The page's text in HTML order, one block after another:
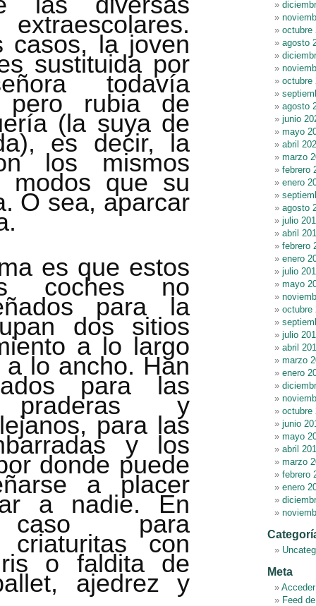
extraescolares.
casos, la joven
sustituida por
todavía
pero rubia de
(la suya de
es decir, la
los mismos
modos que su
O sea, aparcar
es que estos
coches no
para la
dos sitios
a lo largo
lo ancho. Han
para las
praderas y
para las
y los
donde puede
a placer
a nadie. En
para
criaturitas con
o faldita de
ajedrez y
octubre
agosto
octubre
agosto
junio
mayo
abril
marzo
febrero
enero
agosto
julio
abril
febrero
enero
julio
mayo
octubre
julio
abril
marzo
enero
octubre
junio
mayo
abril
marzo
febrero
enero
Meta
Acceder
Feed